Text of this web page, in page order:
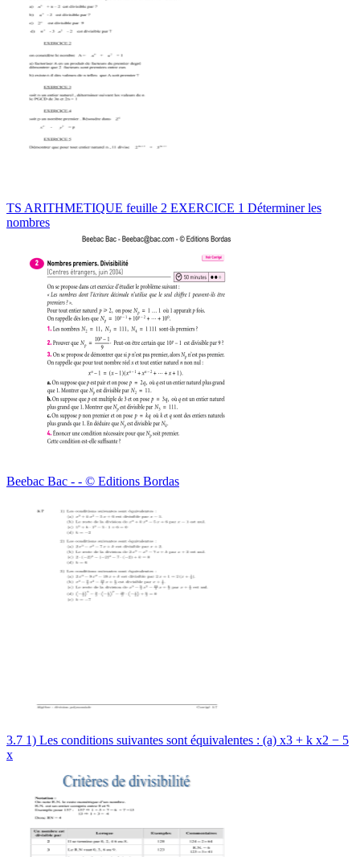
TS ARITHMETIQUE feuille 2 EXERCICE 1 Déterminer les
nombres
Beebac Bac - - © Editions Bordas
3.7 1) Les conditions suivantes sont équivalentes : (a) x3 + k x2 − 5
x